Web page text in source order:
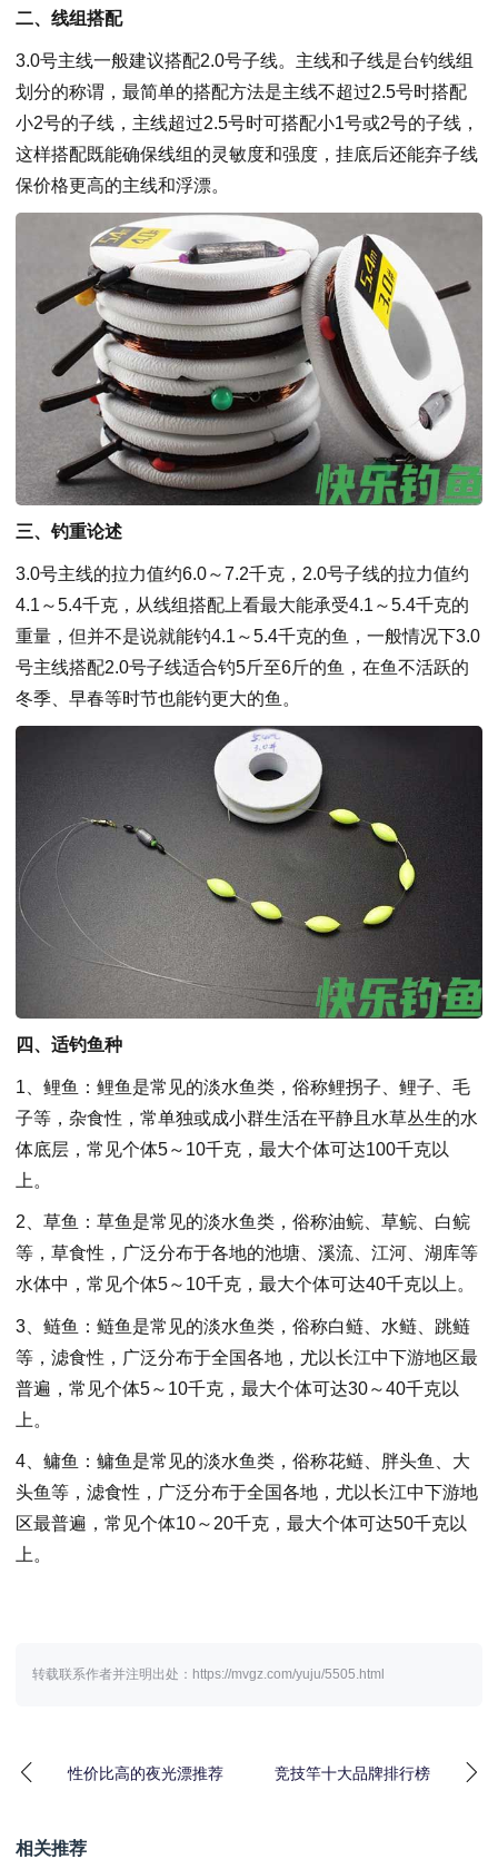
二、线组搭配
3.0号主线一般建议搭配2.0号子线。主线和子线是台钓线组
划分的称谓，最简单的搭配方法是主线不超过2.5号时搭配
小2号的子线，主线超过2.5号时可搭配小1号或2号的子线，
这样搭配既能确保线组的灵敏度和强度，挂底后还能弃子线
保价格更高的主线和浮漂。
三、钓重论述
3.0号主线的拉力值约6.0～7.2千克，2.0号子线的拉力值约
4.1～5.4千克，从线组搭配上看最大能承受4.1～5.4千克的
重量，但并不是说就能钓4.1～5.4千克的鱼，一般情况下3.0
号主线搭配2.0号子线适合钓5斤至6斤的鱼，在鱼不活跃的
冬季、早春等时节也能钓更大的鱼。
四、适钓鱼种
1、鲤鱼：鲤鱼是常见的淡水鱼类，俗称鲤拐子、鲤子、毛
子等，杂食性，常单独或成小群生活在平静且水草丛生的水
体底层，常见个体5～10千克，最大个体可达100千克以
上。
2、草鱼：草鱼是常见的淡水鱼类，俗称油鲩、草鲩、白鲩
等，草食性，广泛分布于各地的池塘、溪流、江河、湖库等
水体中，常见个体5～10千克，最大个体可达40千克以上。
3、鲢鱼：鲢鱼是常见的淡水鱼类，俗称白鲢、水鲢、跳鲢
等，滤食性，广泛分布于全国各地，尤以长江中下游地区最
普遍，常见个体5～10千克，最大个体可达30～40千克以
上。
4、鳙鱼：鳙鱼是常见的淡水鱼类，俗称花鲢、胖头鱼、大
头鱼等，滤食性，广泛分布于全国各地，尤以长江中下游地
区最普遍，常见个体10～20千克，最大个体可达50千克以
上。
转载联系作者并注明出处：https://mvgz.com/yuju/5505.html
性价比高的夜光漂推荐 竞技竿十大品牌排行榜
相关推荐